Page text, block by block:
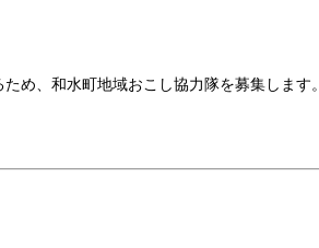
め、和水町地域おこし協力隊を募集します。